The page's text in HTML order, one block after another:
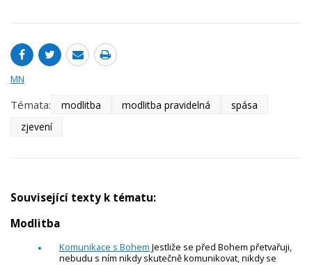
MN
Témata: modlitba modlitba pravidelná
spása
zjevení
Související texty k tématu:
Modlitba
Komunikace s Bohem Jestliže se před Bohem přetvařuji,
nebudu s ním nikdy skutečně komunikovat, nikdy se